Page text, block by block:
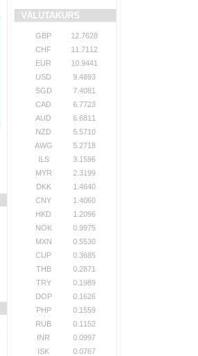
VALUTAKURS
GBP
12.7628
CHF
11.7112
EUR
10.9441
USD
9.4893
SGD
7.4081
CAD
6.7723
AUD
6.6811
NZD
5.5710
AWG
5.2718
ILS
3.1596
MYR
2.3199
DKK
1.4640
CNY
1.4060
HKD
1.2096
NOK
0.9975
MXN
0.5530
CUP
0.3685
THB
0.2871
TRY
0.1989
DOP
0.1626
PHP
0.1559
RUB
0.1152
INR
0.0997
ISK
0.0767